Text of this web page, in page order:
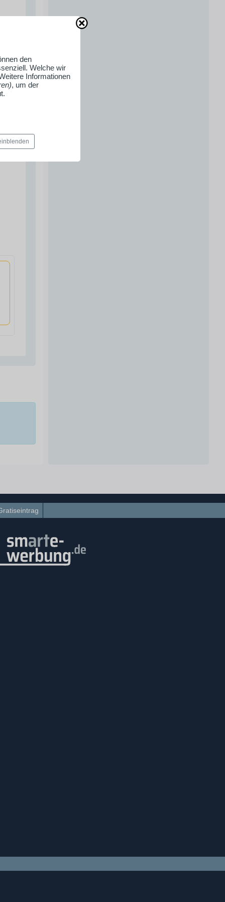
den
Welche wir
Informationen
, um der